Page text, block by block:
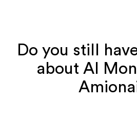
Do you still
about AI